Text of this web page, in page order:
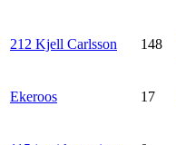
212 Kjell Carlsson 148
Ekeroos 17